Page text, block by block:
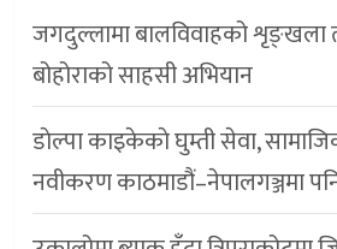
जगदुल्लामा बालविवाहको शृङ्खला
बोहोराको साहसी अभियान
डाेल्पा काइकेकाे घुम्ती सेवा,
नवीकरण काठमाडौं–नेपालगञ्जमा